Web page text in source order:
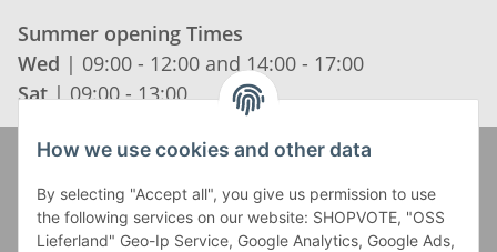
Summer opening Times
Wed | 09:00 - 12:00 and 14:00 - 17:00
Sat | 09:00 - 13:00
How we use cookies and other data
By selecting "Accept all", you give us permission to use
the following services on our website: SHOPVOTE, "OSS
Lieferland" Geo-Ip Service, Google Analytics, Google Ads,